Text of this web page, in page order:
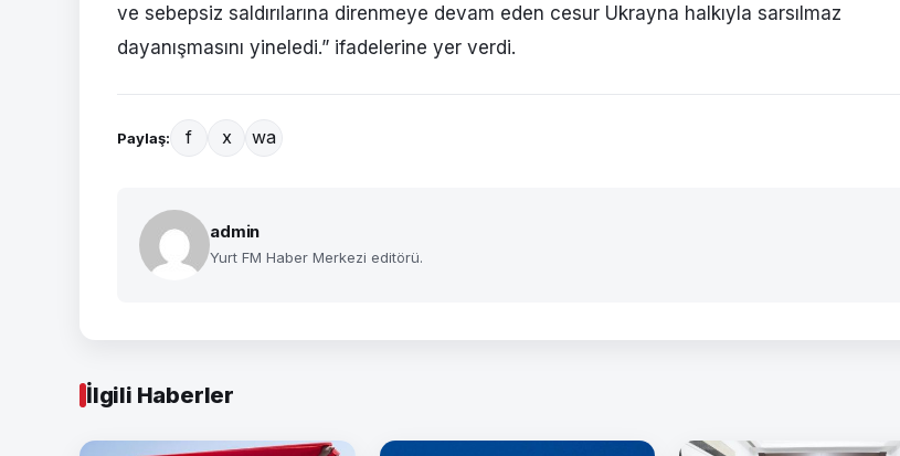
ve sebepsiz saldırılarına direnmeye devam eden cesur Ukrayna halkıyla sarsılmaz
dayanışmasını yineledi.” ifadelerine yer verdi.
Paylaş: f x wa
admin
Yurt FM Haber Merkezi editörü.
İlgili Haberler